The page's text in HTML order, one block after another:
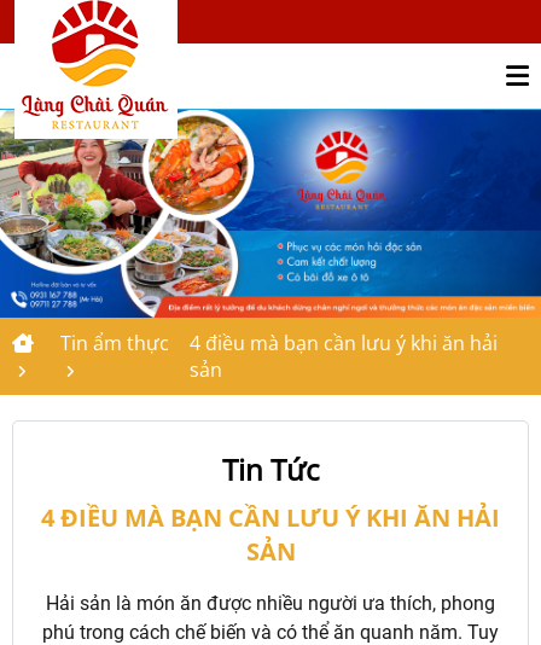
Tin ẩm thực
4 điều mà bạn cần lưu ý khi ăn hải
sản
Tin Tức
4 ĐIỀU MÀ BẠN CẦN LƯU Ý KHI ĂN HẢI
SẢN
Hải sản là món ăn được nhiều người ưa thích, phong
phú trong cách chế biến và có thể ăn quanh năm. Tuy